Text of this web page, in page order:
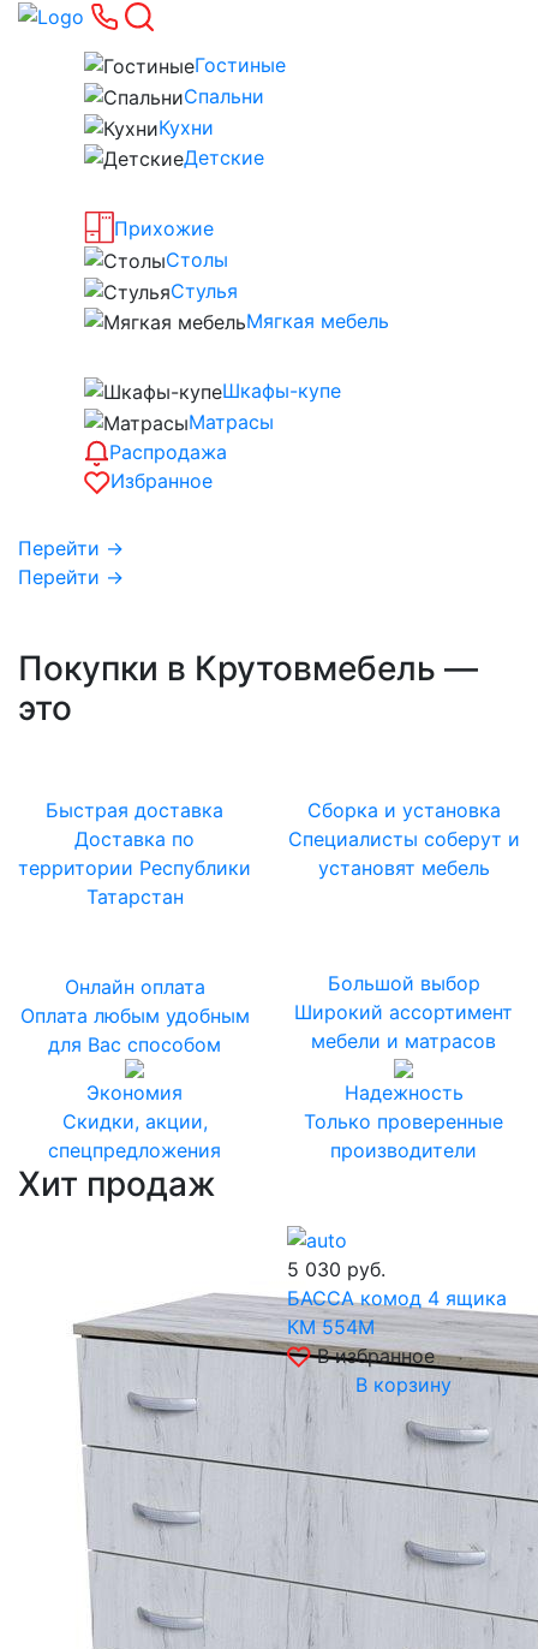
Гостиные
Спальни
Кухни
Детские
Прихожие
Столы
Стулья
Мягкая мебель
Шкафы-купе
Матрасы
Распродажа
Избранное
Перейти →
Перейти →
Покупки в Крутовмебель —
это
Быстрая доставка
Доставка по
территории Республики
Татарстан
Сборка и установка
Специалисты соберут и
установят мебель
Онлайн оплата
Оплата любым удобным
для Вас способом
Большой выбор
Широкий ассортимент
мебели и матрасов
Экономия
Скидки, акции,
спецпредложения
Надежность
Только проверенные
производители
Хит продаж
5 030 руб.
БАССА комод 4 ящика
КМ 554М
В избранное
В корзину